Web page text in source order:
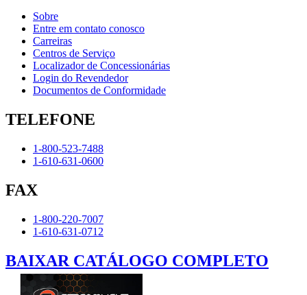
Sobre
Entre em contato conosco
Carreiras
Centros de Serviço
Localizador de Concessionárias
Login do Revendedor
Documentos de Conformidade
TELEFONE
1-800-523-7488
1-610-631-0600
FAX
1-800-220-7007
1-610-631-0712
BAIXAR CATÁLOGO COMPLETO